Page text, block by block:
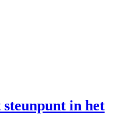
steunpunt in het